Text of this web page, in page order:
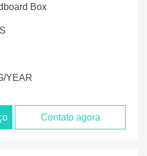
Box
YEAR
Contato agora